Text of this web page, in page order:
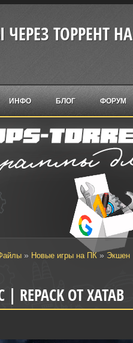
ТОРРЕНТ НА
ИНФО БЛОГ ФОРУМ
» Новые игры на ПК» Экшен
| REPACK ОТ XATAB